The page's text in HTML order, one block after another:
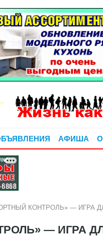
АФИША
КОНТРОЛЬ» — ИГРА
— ИГРА